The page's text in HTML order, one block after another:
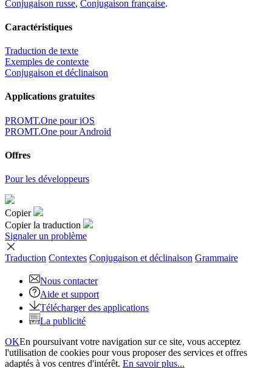
Conjugaison russe, Conjugaison française.
Caractéristiques
Traduction de texte
Exemples de contexte
Conjugaison et déclinaison
Applications gratuites
PROMT.One pour iOS
PROMT.One pour Android
Offres
Pour les développeurs
Copier
Copier la traduction
Signaler un problème
Traduction Contextes Conjugaison et déclinaison Grammaire
Nous contacter
Aide et support
Télécharger des applications
La publicité
OKEn poursuivant votre navigation sur ce site, vous acceptez
l'utilisation de cookies pour vous proposer des services et offres
adaptés à vos centres d'intérêt. En savoir plus...